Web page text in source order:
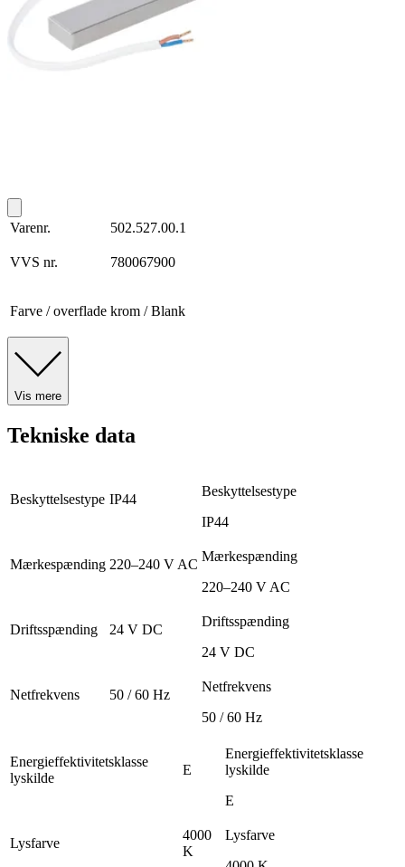
Varenr. 502.527.00.1
VVS nr. 780067900
Farve / overflade krom / Blank
Vis mere
Tekniske data
Beskyttelsestype IP44
Beskyttelsestype
IP44
Mærkespænding 220–240 V AC
Mærkespænding
220–240 V AC
Driftsspænding 24 V DC
Driftsspænding
24 V DC
Netfrekvens 50 / 60 Hz
Netfrekvens
50 / 60 Hz
Energieffektivitetsklasse
lyskilde
E
Energieffektivitetsklasse
lyskilde
E
Lysfarve
4000
K
Lysfarve